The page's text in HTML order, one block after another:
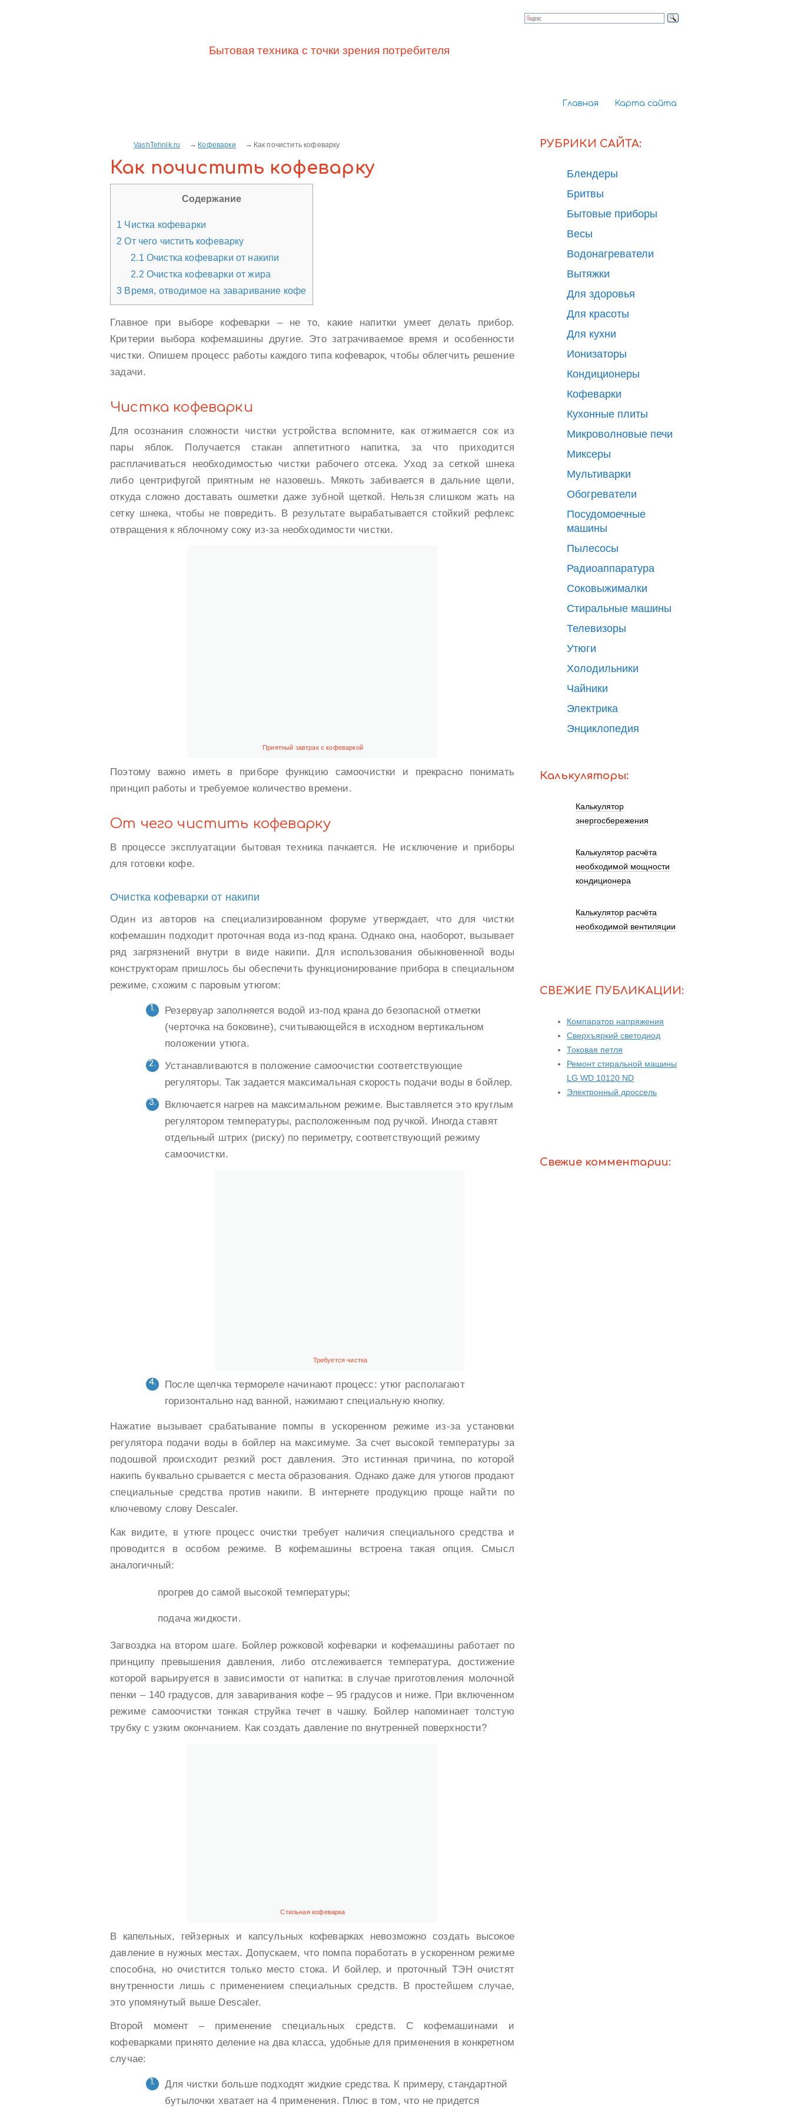
Главная Карта сайта
Бытовая техника с точки зрения потребителя
VashTehnik.ru Кофеварки Как почистить кофеварку
Как почистить кофеварку
Содержание
1 Чистка кофеварки
2 От чего чистить кофеварку
2.1 Очистка кофеварки от накипи
2.2 Очистка кофеварки от жира
3 Время, отводимое на заваривание кофе
Главное при выборе кофеварки – не то, какие напитки умеет делать прибор.
Критерии выбора кофемашины другие. Это затрачиваемое время и особенности
чистки. Опишем процесс работы каждого типа кофеварок, чтобы облегчить решение
задачи.
Чистка кофеварки
Для осознания сложности чистки устройства вспомните, как отжимается сок из
пары яблок. Получается стакан аппетитного напитка, за что приходится
расплачиваться необходимостью чистки рабочего отсека. Уход за сеткой шнека
либо центрифугой приятным не назовешь. Мякоть забивается в дальние щели,
откуда сложно доставать ошметки даже зубной щеткой. Нельзя слишком жать на
сетку шнека, чтобы не повредить. В результате вырабатывается стойкий рефлекс
отвращения к яблочному соку из-за необходимости чистки.
Приятный завтрак с кофеваркой
Поэтому важно иметь в приборе функцию самоочистки и прекрасно понимать
принцип работы и требуемое количество времени.
От чего чистить кофеварку
В процессе эксплуатации бытовая техника пачкается. Не исключение и приборы
для готовки кофе.
Очистка кофеварки от накипи
Один из авторов на специализированном форуме утверждает, что для чистки
кофемашин подходит проточная вода из-под крана. Однако она, наоборот, вызывает
ряд загрязнений внутри в виде накипи. Для использования обыкновенной воды
конструкторам пришлось бы обеспечить функционирование прибора в специальном
режиме, схожим с паровым утюгом:
Резервуар заполняется водой из-под крана до безопасной отметки
(черточка на боковине), считывающейся в исходном вертикальном
положении утюга.
Устанавливаются в положение самоочистки соответствующие
регуляторы. Так задается максимальная скорость подачи воды в бойлер.
Включается нагрев на максимальном режиме. Выставляется это круглым
регулятором температуры, расположенным под ручкой. Иногда ставят
отдельный штрих (риску) по периметру, соответствующий режиму
самоочистки.
Требуется чистка
После щелчка термореле начинают процесс: утюг располагают
горизонтально над ванной, нажимают специальную кнопку.
Нажатие вызывает срабатывание помпы в ускоренном режиме из-за установки
регулятора подачи воды в бойлер на максимуме. За счет высокой температуры за
подошвой происходит резкий рост давления. Это истинная причина, по которой
накипь буквально срывается с места образования. Однако даже для утюгов продают
специальные средства против накипи. В интернете продукцию проще найти по
ключевому слову Descaler.
Как видите, в утюге процесс очистки требует наличия специального средства и
проводится в особом режиме. В кофемашины встроена такая опция. Смысл
аналогичный:
прогрев до самой высокой температуры;
подача жидкости.
Загвоздка на втором шаге. Бойлер рожковой кофеварки и кофемашины работает по
принципу превышения давления, либо отслеживается температура, достижение
которой варьируется в зависимости от напитка: в случае приготовления молочной
пенки – 140 градусов, для заваривания кофе – 95 градусов и ниже. При включенном
режиме самоочистки тонкая струйка течет в чашку. Бойлер напоминает толстую
трубку с узким окончанием. Как создать давление по внутренней поверхности?
Стильная кофеварка
В капельных, гейзерных и капсульных кофеварках невозможно создать высокое
давление в нужных местах. Допускаем, что помпа поработать в ускоренном режиме
способна, но очистится только место стока. И бойлер, и проточный ТЭН очистят
внутренности лишь с применением специальных средств. В простейшем случае,
это упомянутый выше Descaler.
Второй момент – применение специальных средств. С кофемашинами и
кофеварками принято деление на два класса, удобные для применения в конкретном
случае:
Для чистки больше подходят жидкие средства. К примеру, стандартной
бутылочки хватает на 4 применения. Плюс в том, что не придется
РУБРИКИ САЙТА:
Блендеры
Бритвы
Бытовые приборы
Весы
Водонагреватели
Вытяжки
Для здоровья
Для красоты
Для кухни
Ионизаторы
Кондиционеры
Кофеварки
Кухонные плиты
Микроволновые печи
Миксеры
Мультиварки
Обогреватели
Посудомоечные
машины
Пылесосы
Радиоаппаратура
Соковыжималки
Стиральные машины
Телевизоры
Утюги
Холодильники
Чайники
Электрика
Энциклопедия
Калькуляторы:
Калькулятор
энергосбережения
Калькулятор расчёта
необходимой мощности
кондиционера
Калькулятор расчёта
необходимой вентиляции
СВЕЖИЕ ПУБЛИКАЦИИ:
Компаратор напряжения
Сверхъяркий светодиод
Токовая петля
Ремонт стиральной машины
LG WD 10120 ND
Электронный дроссель
Свежие комментарии: